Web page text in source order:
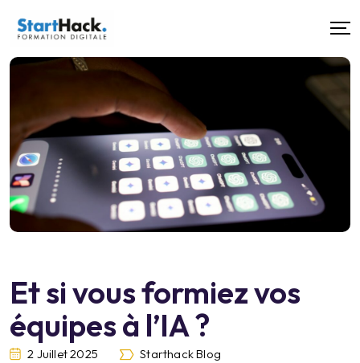
Et si vous formiez vos
équipes à l’IA ?
2 Juillet 2025 Starthack Blog